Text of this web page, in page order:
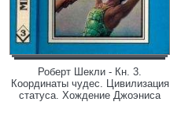
Роберт Шекли - Кн. 3.
Координаты чудес. Цивилизация
статуса. Хождение Джоэниса